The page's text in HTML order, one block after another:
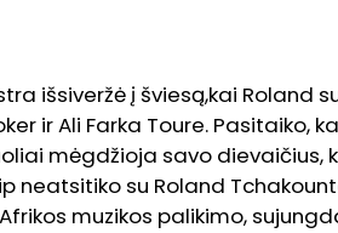
išsiveržė į šviesą,kai Roland
ir Ali Farka Toure. Pasitaiko,
mėgdžioja savo dievaičius,
neatsitiko su Roland
muzikos palikimo,